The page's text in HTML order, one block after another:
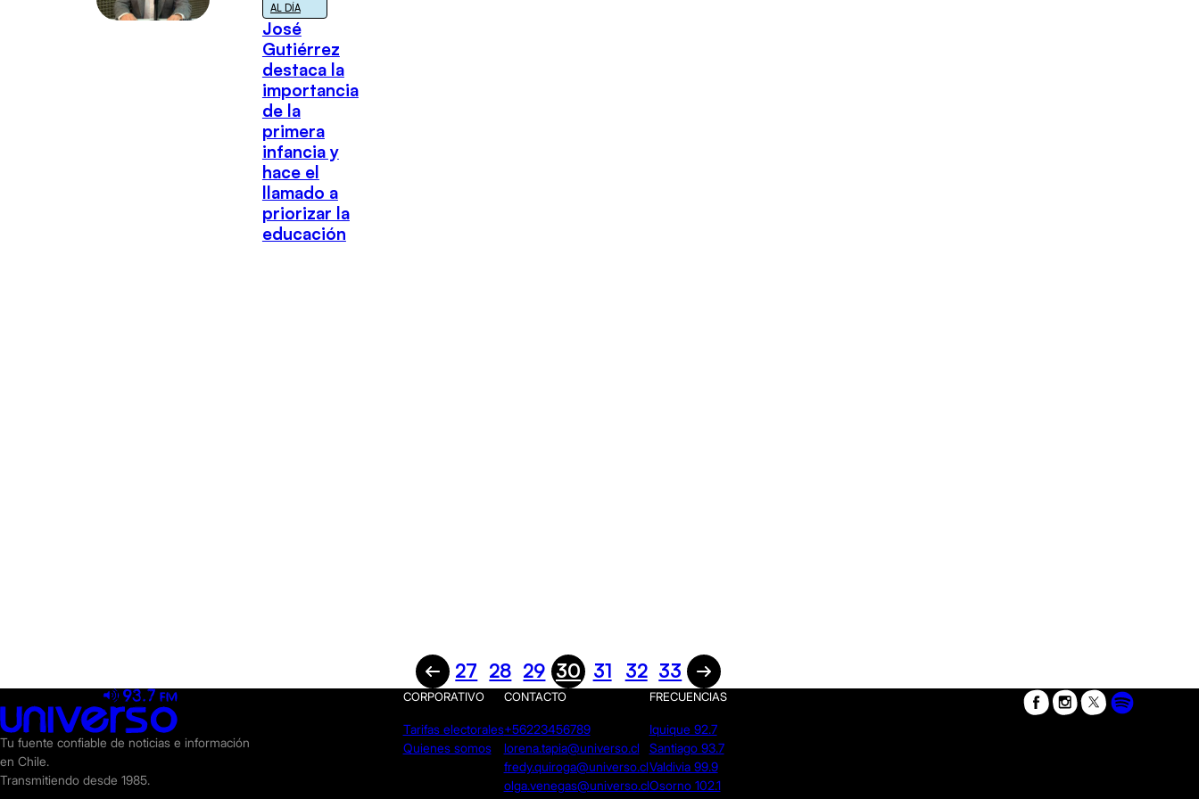
AL DÍA
José
Gutiérrez
destaca la
importancia
de la
primera
infancia y
hace el
llamado a
priorizar la
educación
27 28 29 30 31 32 33
Tu fuente confiable de noticias e información
en Chile.
Transmitiendo desde 1985.
CORPORATIVO
Tarifas electorales
Quienes somos
CONTACTO
+56223456789
lorena.tapia@universo.cl
fredy.quiroga@universo.cl
olga.venegas@universo.cl
FRECUENCIAS
Iquique 92.7
Santiago 93.7
Valdivia 99.9
Osorno 102.1